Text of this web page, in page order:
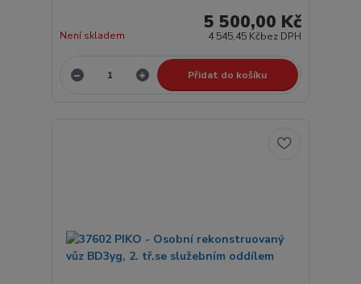
5 500,00 Kč
4 545,45 Kčbez DPH
Není skladem
Přidat do košíku